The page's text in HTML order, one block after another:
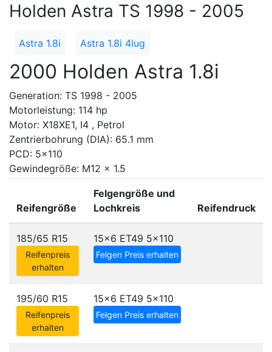
Holden Astra TS 1998 - 2005
Astra 1.8i Astra 1.8i 4lug
2000 Holden Astra 1.8i
Generation: TS 1998 - 2005
Motorleistung: 114 hp
Motor: X18XE1, I4 , Petrol
Zentrierbohrung (DIA): 65.1 mm
PCD: 5x110
Gewindegröße: M12 x 1.5
Reifengröße
Felgengröße und
Lochkreis
Reifendruck
185/65 R15
Reifenpreis
erhalten
15x6 ET49 5x110
Felgen Preis erhalten
195/60 R15
Reifenpreis
erhalten
15x6 ET49 5x110
Felgen Preis erhalten